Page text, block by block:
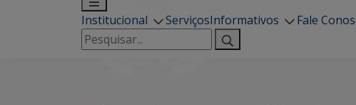
Institucional ServiçosInformativos Fale
Pesquisar
por: